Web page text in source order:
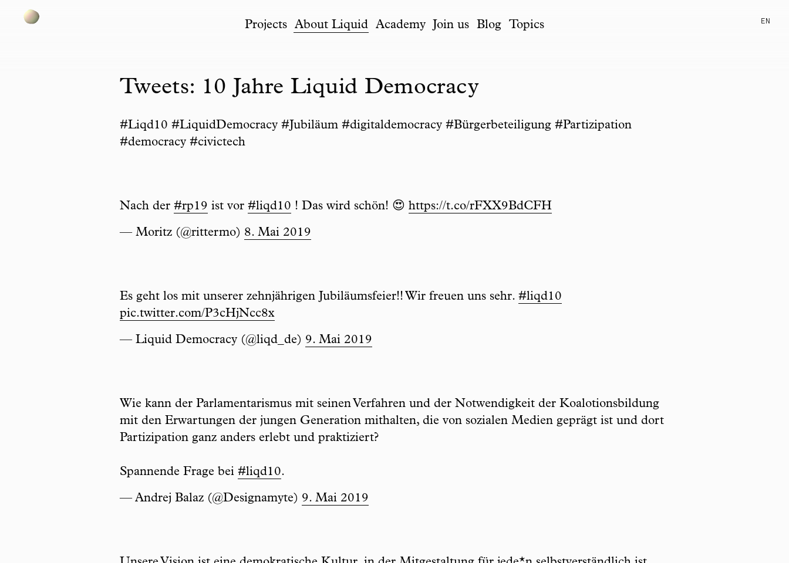
Projects About Liquid Academy Join us Blog Topics EN
Tweets: 10 Jahre Liquid Democracy
#Liqd10 #LiquidDemocracy #Jubiläum #digitaldemocracy #Bürgerbeteiligung #Partizipation
#democracy #civictech
Nach der #rp19 ist vor #liqd10 ! Das wird schön! 😍 https://t.co/rFXX9BdCFH
— Moritz (@rittermo) 8. Mai 2019
Es geht los mit unserer zehnjährigen Jubiläumsfeier!! Wir freuen uns sehr. #liqd10
pic.twitter.com/P3cHjNcc8x
— Liquid Democracy (@liqd_de) 9. Mai 2019
Wie kann der Parlamentarismus mit seinen Verfahren und der Notwendigkeit der Koalotionsbildung
mit den Erwartungen der jungen Generation mithalten, die von sozialen Medien geprägt ist und dort
Partizipation ganz anders erlebt und praktiziert?
Spannende Frage bei #liqd10.
— Andrej Balaz (@Designamyte) 9. Mai 2019